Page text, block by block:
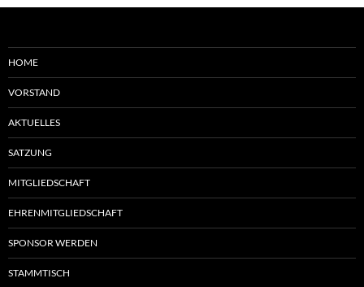
HOME
VORSTAND
AKTUELLES
SATZUNG
MITGLIEDSCHAFT
EHRENMITGLIEDSCHAFT
SPONSOR WERDEN
STAMMTISCH